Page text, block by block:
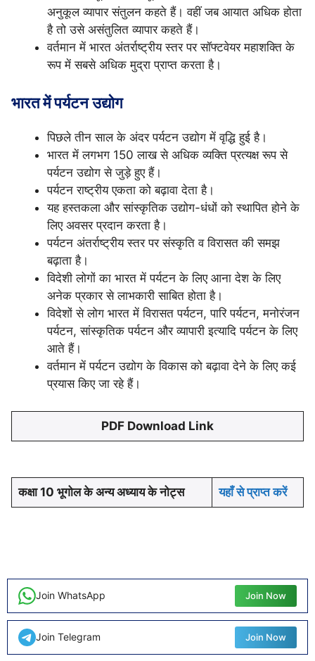
अनुकूल व्यापार संतुलन कहते हैं। वहीं जब आयात अधिक होता
है तो उसे असंतुलित व्यापार कहते हैं।
वर्तमान में भारत अंतर्राष्ट्रीय स्तर पर सॉफ्टवेयर महाशक्ति के
रूप में सबसे अधिक मुद्रा प्राप्त करता है।
भारत में पर्यटन उद्योग
पिछले तीन साल के अंदर पर्यटन उद्योग में वृद्धि हुई है।
भारत में लगभग 150 लाख से अधिक व्यक्ति प्रत्यक्ष रूप से
पर्यटन उद्योग से जुड़े हुए हैं।
पर्यटन राष्ट्रीय एकता को बढ़ावा देता है।
यह हस्तकला और सांस्कृतिक उद्योग-धंधों को स्थापित होने के
लिए अवसर प्रदान करता है।
पर्यटन अंतर्राष्ट्रीय स्तर पर संस्कृति व विरासत की समझ
बढ़ाता है।
विदेशी लोगों का भारत में पर्यटन के लिए आना देश के लिए
अनेक प्रकार से लाभकारी साबित होता है।
विदेशों से लोग भारत में विरासत पर्यटन, पारि पर्यटन, मनोरंजन
पर्यटन, सांस्कृतिक पर्यटन और व्यापारी इत्यादि पर्यटन के लिए
आते हैं।
वर्तमान में पर्यटन उद्योग के विकास को बढ़ावा देने के लिए कई
प्रयास किए जा रहे हैं।
PDF Download Link
कक्षा 10 भूगोल के अन्य अध्याय के नोट्स यहाँ से प्राप्त करें
Join WhatsApp Join Now
Join Telegram Join Now